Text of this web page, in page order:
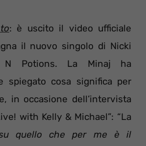
: è uscito il video ufficiale
il nuovo singolo di Nicki
N Potions. La Minaj ha
spiegato cosa significa per
in occasione dell’intervista
with Kelly & Michael”: “La
quello che per me è il